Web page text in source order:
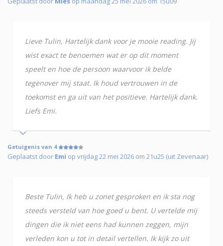
Lieve Tulin, Hartelijk dank voor je mooie reading. Jij
wist exact te benoemen wat er op dit moment
speelt en hoe de persoon waarvoor ik belde
tegenover mij staat. Ik houd vertrouwen in de
toekomst en ga uit van het positieve. Hartelijk dank.
Liefs Emi.
Getuigenis van 4
Geplaatst door Emi op vrijdag 22 mei 2026 om 21u25 (uit Zevenaar)
Beste Tulin, Ik heb u zonet gesproken en ik sta nog
steeds versteld van hoe goed u bent. U vertelde mij
dingen die ik niet eens had kunnen zeggen, mijn
verleden kon u tot in detail vertellen. Ik kijk zo uit